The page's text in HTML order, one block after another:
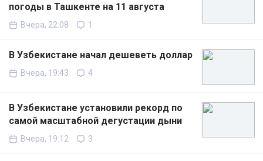
погоды в Ташкенте на 11 августа
Вчера, 22:08 1
В Узбекистане начал дешеветь доллар
Вчера, 19:43 4
В Узбекистане установили рекорд по
самой масштабной дегустации дыни
Вчера, 19:12 3